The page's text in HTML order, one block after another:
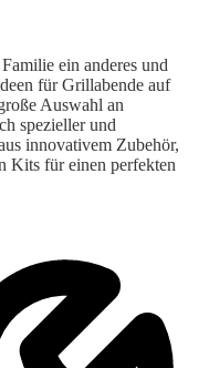
ein anderes und
für Grillabende auf
Auswahl an
spezieller und
innovativem Zubehör,
Kits für einen perfekten